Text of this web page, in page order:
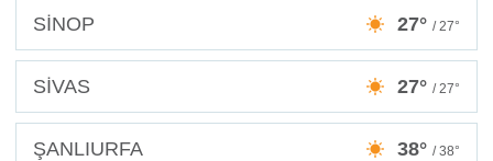
SİNOP 27° / 27°
SİVAS 27° / 27°
ŞANLIURFA 38° / 38°